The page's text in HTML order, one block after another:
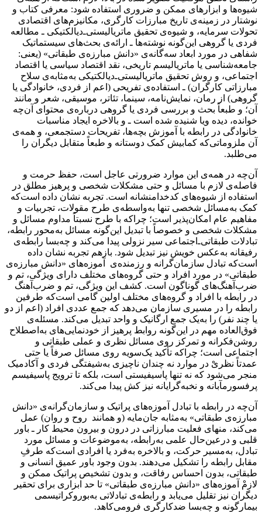
شیوه‌ها و ابزارهای ممکن و ضروری استفاده شود: معرفی کتاب و
نوشتار در زمینه‌ی تاریخ مبارزات کارگری، مکانیزم‌‌های اقتصادی
تحولات سرمایه، و شیوه‌ی تحقیق ماتریالیستی‌ـ‌دیالکتیکی ـ مطالعه
فردی یا گروهی این‌گونه نوشته‌ها ـ ارائه‌ی بحث‌های سیستماتیک
شفاهی در مورد ابعاد سه‌گانه‌ی «دانش مبارزه‌ی طبقاتی» (یعنی:
جامعه‌شناسی یا ماتریالیسم تاریخی، نقد اقتصاد سیاسی یا اقتصاد
اجتماعی، و روش تحقیق ماتریالیستی‌ـ‌دیالکتیکی به‌مثابه‌ی سلاح
مبارزاتی کارگران) ـ استفاده‌ی تفریحی (اعم از فردی، خانوادگی یا
گروهی) از رمان، نمایش‌نامه، سینما، تئاتر، موسیقی، شعر و مانند
آن؛ و طبعاً بحث و بررسی فردی یا گروهی درباره‌ی محتوای آن‌چه
خوانده، دیده ویا شنیده شده است ـ و بالاخره ایجاد مناسبات
خانوادگی در رابطه با آموزش بچه‌ها، تفریحات دستجمعی، و همه‌ی
آن ملزوماتی‌‌که کمابیش ‌کمک دوستانه‌ و طبعاً متقابل دیگران را
می‌طلبد.
آن‌چه در همه‌ی این موارد ضرورتی عاجل است، حفظ حرمت و
فاصله‌ی لازم با مسائل و حتی مشکلات شخصی و پرهیز مطلق در
استفاده از شیوه‌های کدخدامنشانه است. تجربه نشان داده است‌که
کمک به‌مسائل شخصی تنها به‌واسطه‌ی طرح مقولات، تجربیات و
مفاهیم عام امکان‌پذیر است؛ چراکه با طرح نسبتاً مداوم مسائل و
مشکلات شخصی و خصوصاً با تبدیل این‌گونه مسائل به‌محور رابطه‌،
تبادلات طبقاتی‌ـ‌اجتماعی سیر نزولی پیدا می‌کند و چه‌بسا رابطه‌ی
رفیقانه به‌عکس خویش نیز تبدیل شود. بازهم تجربه نشان داده
است‌که تبادل سازمان‌گرانه و رزمنده‌ی آموزه‌های «دانش مبارزه‌ی
طبقاتی» در مورد افراد و حتی گروه‌های مختلف دارای ویژگی، تم و
ضرب‌آهنگ‌های گوناگون است. کشف این ویژگی‌، تم و ضرب‌آهنگ
در رابطه با افراد و گروه‌های مختلف اولین گامی است‌که طرفین
رابطه را در مسیری سازمان می‌دهد که جمع عددی افراد (اعم از دو
یا چند نفر) را به‌یک جمع ارگانیک و واحد تبدیل می‌کند. مسئله‌ی
فوق‌العاده مهم در این‌گونه روابط پرهیز از خودنمایی‌های به‌اصطلاح
روشن‌فکرانه و تمرکز روی مسائل نظری و عملی طبقاتی و
اجتماعی است؛ چراکه تأکید یک‌سویه روی مسائل صرفاً یا حتی
عمدتاً نظریْ در موارد نه چندان ناچیزی به‌‌شیفتگی فردی و آکادمیک
منجر می‌شود که نه تنها پاسیفیستی است، بلکه تا ترویج پاسیفیسم
پرفسورمآبانه و نخبه‌گرایانه نیز کش پیدا می‌کند.
آن‌چه در رابطه‌ با تبادل آموزه‌های پراتیک و سازمان‌گرانه‌ی «دانش
مبارزه‌ی طبقاتی» به‌مثابه جان‌مایه (و همانند روح و روان) عمل
می‌کند، منهای فعلیت مبارزاتی در درون و بیرون محیط کار ـ باور
قلبی و درعین‌حال علمی به‌رابطه، به‌موضوعات و مسائل مورد
تبادل، به‌‌مسیر حرکت، و بالاخره به‌فرد یا افرادی است‌که طرفِ
مقابل رابطه را تشکیل می‌دهند. بدون وجود باور عمیق انسانی و
طبقاتی، بدون احساس رفاقت، و بدون تشخیص پراتیک ممکن و
لازمْ آموزه‌های «دانش مبارزه‌ی طبقاتی» تا حد ابزاری برای تحقیر
دیگران نیز تقلیل می‌یابد و رابطه‌ی تبادلاتی به‌بوروکراتیسمی
بیمارگونه و چه‌بسا ضدکارگری فرومی‌کاهد.